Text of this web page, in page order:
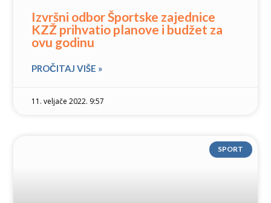
Izvršni odbor Športske zajednice
KZŽ prihvatio planove i budžet za
ovu godinu
PROČITAJ VIŠE »
11. veljače 2022. 9:57
SPORT